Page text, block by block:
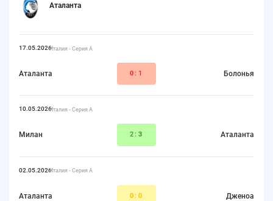
Аталанта
17.05.2026Италия - Серия А
Аталанта 0:1 Болонья
10.05.2026Италия - Серия А
Милан 2: 3 Аталанта
02.05.2026Италия - Серия А
Аталанта 0:0 Дженоа